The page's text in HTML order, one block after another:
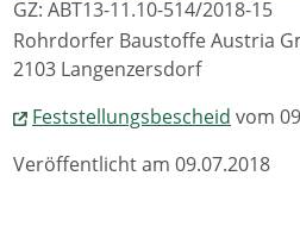
GZ: ABT13-11.10-514/2018-15
Rohrdorfer Baustoffe Austria
2103 Langenzersdorf
Feststellungsbescheid vom
Veröffentlicht am 09.07.2018